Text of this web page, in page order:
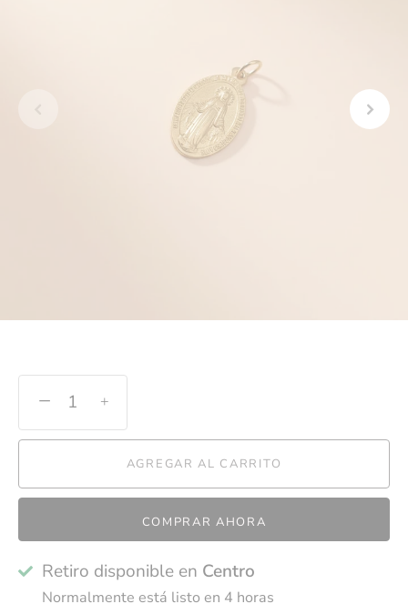
− +
AGREGAR AL CARRITO
COMPRAR AHORA
Retiro disponible en Centro
Normalmente está listo en 4 horas